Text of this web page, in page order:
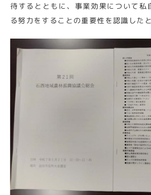
待するとともに、事業効果について私
る努力をすることの重要性を認識した